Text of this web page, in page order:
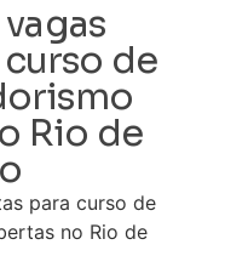
de
Rio de